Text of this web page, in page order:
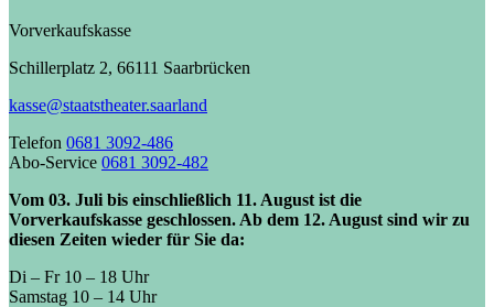
Vorverkaufskasse
Schillerplatz 2, 66111 Saarbrücken
kasse@staatstheater.saarland
Telefon 0681 3092-486
Abo-Service 0681 3092-482
Vom 03. Juli bis einschließlich 11. August ist die
Vorverkaufskasse geschlossen. Ab dem 12. August sind wir zu
diesen Zeiten wieder für Sie da:
Di – Fr 10 – 18 Uhr
Samstag 10 – 14 Uhr